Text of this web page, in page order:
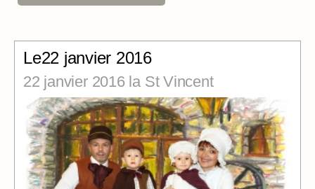
Le22 janvier 2016
22 janvier 2016 la St Vincent